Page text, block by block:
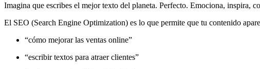
Imagina que escribes el mejor texto del planeta. Perfecto. Emociona, inspira,
El SEO (Search Engine Optimization) es lo que permite que tu contenido
“cómo mejorar las ventas online”
“escribir textos para atraer clientes”